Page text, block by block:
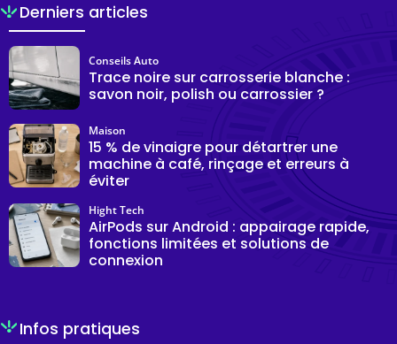
Derniers articles
Trace noire sur carrosserie blanche :
savon noir, polish ou carrossier ?
Conseils Auto
15 % de vinaigre pour détartrer une
machine à café, rinçage et erreurs à
éviter
Maison
AirPods sur Android : appairage rapide,
fonctions limitées et solutions de
connexion
Hight Tech
Infos pratiques